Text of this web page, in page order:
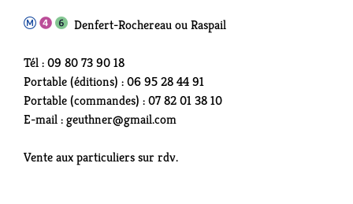
Denfert-Rochereau ou Raspail
Tél : 09 80 73 90 18
Portable (éditions) : 06 95 28 44 91
Portable (commandes) : 07 82 01 38 10
E-mail : geuthner@gmail.com
Vente aux particuliers sur rdv.